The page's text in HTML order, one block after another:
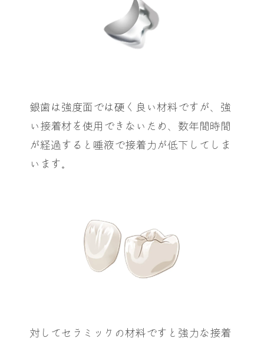
銀歯は強度面では硬く良い材料ですが、強
い接着材を使用できないため、数年間時間
が経過すると唾液で接着力が低下してしま
います。
対してセラミックの材料ですと強力な接着